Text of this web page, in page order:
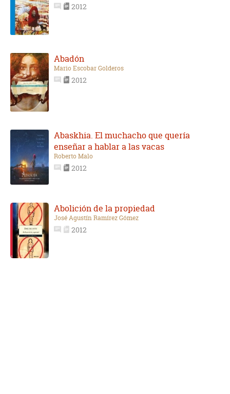
2012
Abadón
Mario Escobar Golderos
2012
Abaskhia. El muchacho que quería
enseñar a hablar a las vacas
Roberto Malo
2012
Abolición de la propiedad
José Agustín Ramírez Gómez
2012